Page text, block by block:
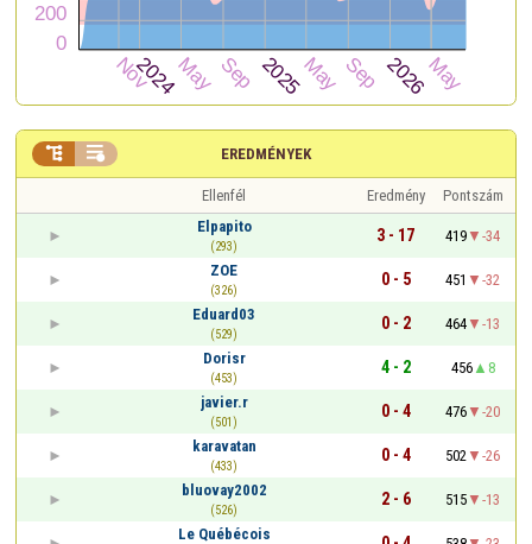
EREDMÉNYEK
 
Ellenfél Eredmény
Pontszám
Elpapito
(293)
3 - 17 419
-34
ZOE
(326)
0 - 5 451
-32
Eduard03
(529)
0 - 2 464
-13
Dorisr
(453)
4 - 2 456
8
javier.r
(501)
0 - 4 476
-20
karavatan
(433)
0 - 4 502
-26
bluovay2002
(526)
2 - 6 515
-13
Le Québécois